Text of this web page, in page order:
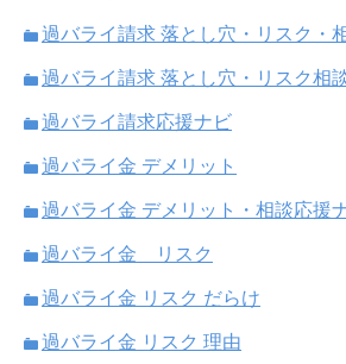
過バライ請求 落とし穴・リスク・
過バライ請求 落とし穴・リスク相
過バライ請求応援ナビ
過バライ金 デメリット
過バライ金 デメリット・相談応援
過バライ金 リスク
過バライ金 リスク だらけ
過バライ金 リスク 理由